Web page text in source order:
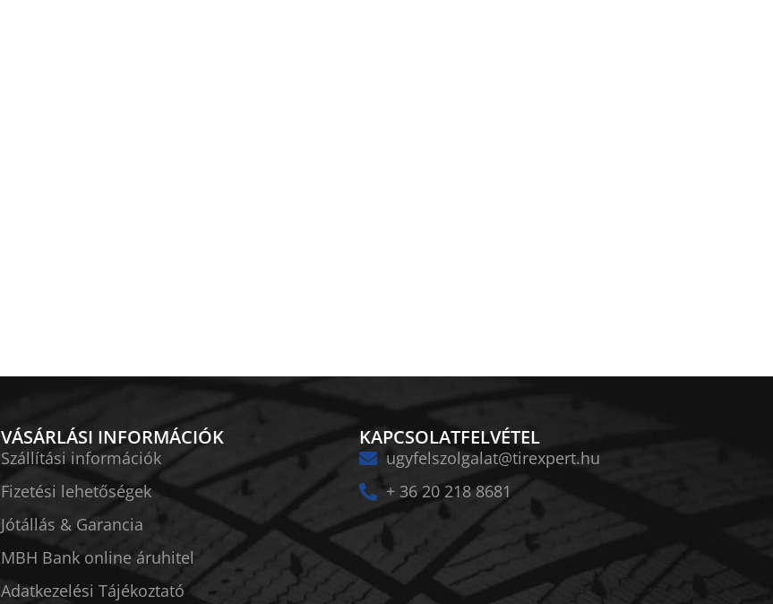
VÁSÁRLÁSI INFORMÁCIÓK
Szállítási információk
Fizetési lehetőségek
Jótállás & Garancia
MBH Bank online áruhitel
Adatkezelési Tájékoztató
KAPCSOLATFELVÉTEL
ugyfelszolgalat@tirexpert.hu
+ 36 20 218 8681